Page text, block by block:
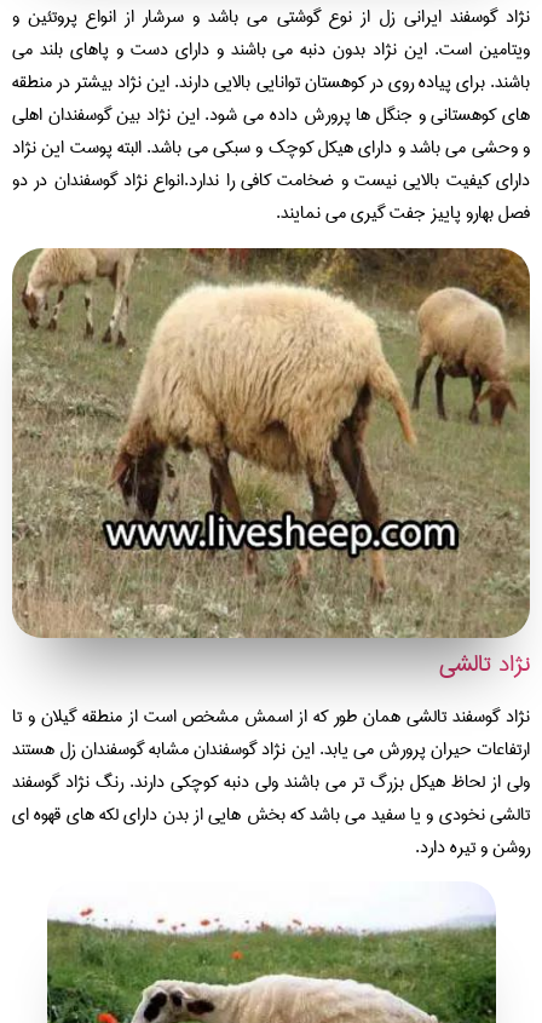
گوسفند ایرانی زل از نوع گوشتی می باشد و سرشار از انواع پروتئین و
است. این نژاد بدون دنبه می باشند و دارای دست و پاهای بلند می
برای پیاده روی در کوهستان توانایی بالایی دارند. این نژاد بیشتر در منطقه
کوهستانی و جنگل ها پرورش داده می شود. این نژاد بین گوسفندان اهلی
می باشد و دارای هیکل کوچک و سبکی می باشد. البته پوست این نژاد
کیفیت بالایی نیست و ضخامت کافی را ندارد.انواع نژاد گوسفندان در دو
بهارو پاییز جفت گیری می نمایند.
تالشی
گوسفند تالشی همان طور که از اسمش مشخص است از منطقه گیلان و تا
حیران پرورش می یابد. این نژاد گوسفندان مشابه گوسفندان زل هستند
از لحاظ هیکل بزرگ تر می باشند ولی دنبه کوچکی دارند. رنگ نژاد گوسفند
نخودی و یا سفید می باشد که بخش هایی از بدن دارای لکه های قهوه ای
و تیره دارد.